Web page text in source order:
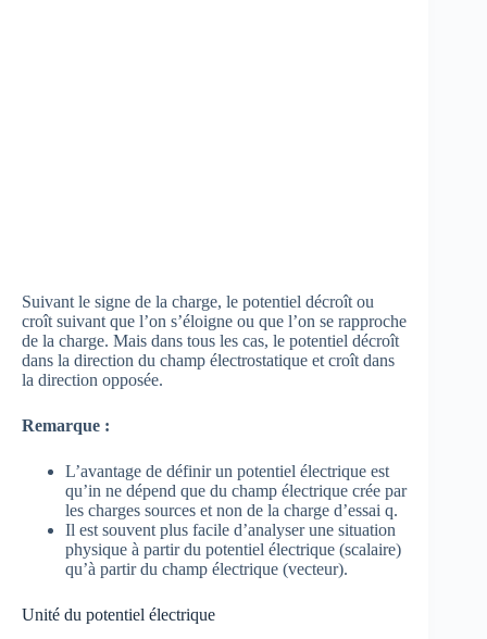
Suivant le signe de la charge, le potentiel décroît ou
croît suivant que l’on s’éloigne ou que l’on se rapproche
de la charge. Mais dans tous les cas, le potentiel décroît
dans la direction du champ électrostatique et croît dans
la direction opposée.
Remarque :
L’avantage de définir un potentiel électrique est
qu’in ne dépend que du champ électrique crée par
les charges sources et non de la charge d’essai q.
Il est souvent plus facile d’analyser une situation
physique à partir du potentiel électrique (scalaire)
qu’à partir du champ électrique (vecteur).
Unité du potentiel électrique